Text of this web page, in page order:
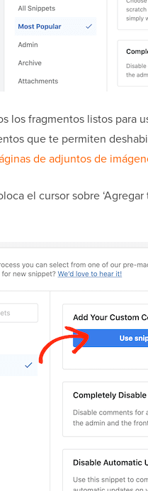
los fragmentos listos para
que te permiten
de adjuntos de
el cursor sobre